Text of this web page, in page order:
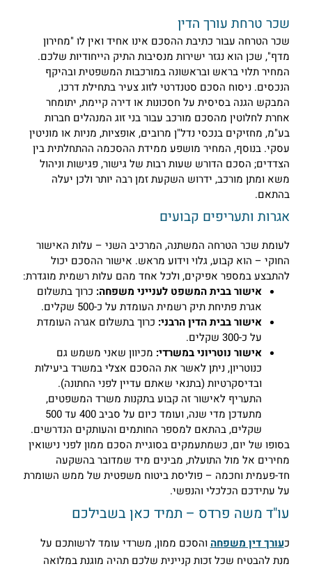
טרחת עורך הדין
הטרחה עבור כתיבת ההסכם אינו אחיד ואין לו "מחירון
שכן הוא נגזר ישירות מנסיבות התיק הייחודיות שלכם.
תלוי בראש ובראשונה במורכבות המשפטית ובהיקף
ניסוח הסכם סטנדרטי לזוג צעיר בתחילת דרכו,
הגנה בסיסית על חסכונות או דירה קיימת, יתומחר
לחלוטין מהסכם מורכב עבור בני זוג המנהלים חברות
מחזיקים בנכסי נדל"ן מרובים, אופציות, מניות או מוניטין
בנוסף, המחיר מושפע ממידת ההסכמה ההתחלתית בין
הסכם הדורש שעות רבות של גישור, פגישות וניהול
ומתן מורכב, ידרוש השקעת זמן רבה יותר ולכן יעלה
ותעריפים קבועים
שכר הטרחה המשתנה, המרכיב השני – עלות האישור
– הוא קבוע, גלוי וידוע מראש. אישור ההסכם יכול
במספר אפיקים, ולכל אחד מהם עלות רשמית מוגדרת:
אישור בבית המשפט לענייני משפחה:כרוך בתשלום
אגרת פתיחת תיק רשמית העומדת על כ-500 שקלים.
אישור בבית הדין הרבני:כרוך בתשלום אגרה העומדת
אישור נוטריוני במשרדי:מכיוון שאני משמש גם
כנוטריון, ניתן לאשר את ההסכם אצלי במשרד ביעילות
ובדיסקרטיות (בתנאי שאתם עדיין לפני החתונה).
התעריף לאישור זה קבוע בתקנות משרד המשפטים,
מתעדכן מדי שנה, ועומד כיום על סביב 400 עד 500
שקלים, בהתאם למספר החותמים והעותקים הנדרשים.
של יום, כשמתעמקים בסוגיית הסכם ממון לפני נישואין
אל מול התועלת, מבינים מיד שמדובר בהשקעה
פעמית וחכמה – פוליסת ביטוח משפטית של ממש השומרת
עתידכם הכלכלי והנפשי.
משה פרדס – תמיד כאן בשבילכם
עורך דין משפחהוהסכם ממון, משרדי עומד לרשותכם על
להבטיח שכל זכות קניינית שלכם תהיה מוגנת במלואה